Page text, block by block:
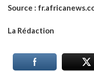
Source :
La Rédaction